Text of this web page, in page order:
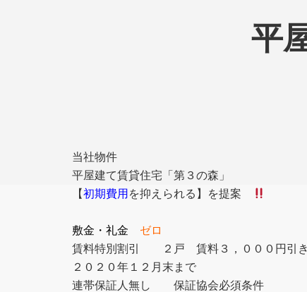
平
当社物件
平屋建て賃貸住宅「第３の森」
【初期費用 を抑えられる】を提案
敷金・礼金
ゼロ
賃料特別割引 ２戸 賃料 ３，０００ 円引き
２０２０年１２月末まで
連帯保証人無し 保証協会必須条件